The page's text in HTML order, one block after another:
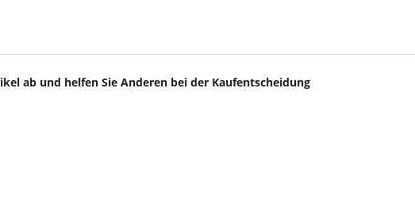
ab und helfen Sie Anderen bei der Kaufentscheidung